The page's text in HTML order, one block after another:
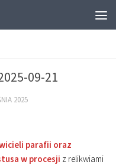
09-21
2025
parafii oraz
w procesji z relikwiami